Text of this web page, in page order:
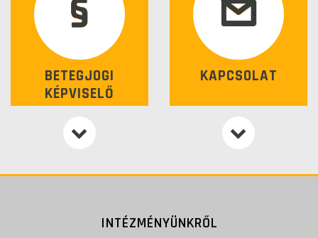
BETEGJOGI
KÉPVISELŐ
KAPCSOLAT
INTÉZMÉNYÜNKRŐL